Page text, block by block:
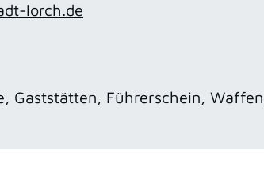
lorch.de
Gaststätten, Führerschein,